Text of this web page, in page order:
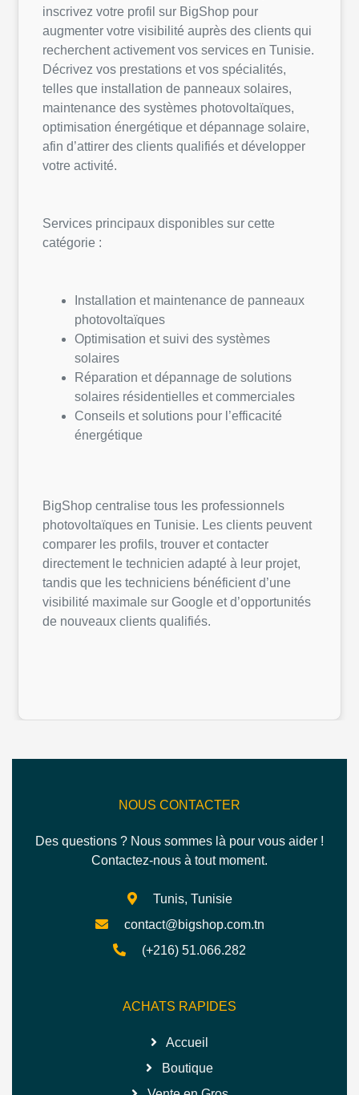
inscrivez votre profil sur BigShop pour
augmenter votre visibilité auprès des clients qui
recherchent activement vos services en Tunisie.
Décrivez vos prestations et vos spécialités,
telles que installation de panneaux solaires,
maintenance des systèmes photovoltaïques,
optimisation énergétique et dépannage solaire,
afin d’attirer des clients qualifiés et développer
votre activité.
Services principaux disponibles sur cette
catégorie :
Installation et maintenance de panneaux
photovoltaïques
Optimisation et suivi des systèmes
solaires
Réparation et dépannage de solutions
solaires résidentielles et commerciales
Conseils et solutions pour l’efficacité
énergétique
BigShop centralise tous les professionnels
photovoltaïques en Tunisie. Les clients peuvent
comparer les profils, trouver et contacter
directement le technicien adapté à leur projet,
tandis que les techniciens bénéficient d’une
visibilité maximale sur Google et d’opportunités
de nouveaux clients qualifiés.
NOUS CONTACTER
Des questions ? Nous sommes là pour vous aider !
Contactez-nous à tout moment.
Tunis, Tunisie
contact@bigshop.com.tn
(+216) 51.066.282
ACHATS RAPIDES
Accueil
Boutique